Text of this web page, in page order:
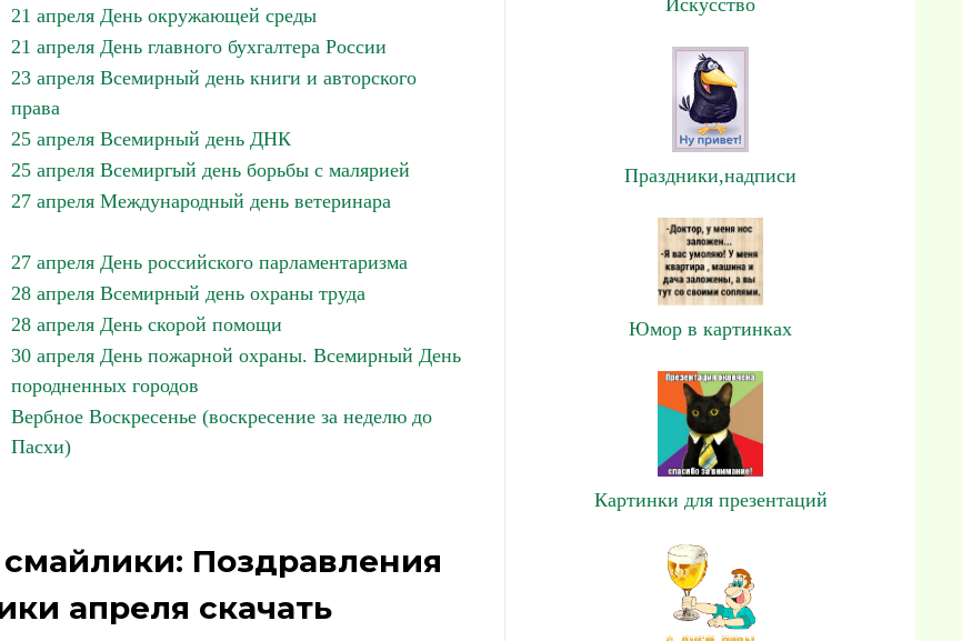
21 апреля День окружающей среды
21 апреля День главного бухгалтера России
23 апреля Всемирный день книги и авторского
права
25 апреля Всемирный день ДНК
25 апреля Всемиргый день борьбы с малярией
27 апреля Международный день ветеринара
27 апреля День российского парламентаризма
28 апреля Всемирный день охраны труда
28 апреля День скорой помощи
30 апреля День пожарной охраны. Всемирный День
породненных городов
Вербное Воскресенье (воскресение за неделю до
Пасхи)
Поздравления
апреля скачать
Праздники,надписи
Юмор в картинках
Картинки для презентаций